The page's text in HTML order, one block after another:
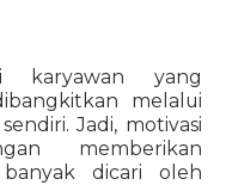
karyawan yang
melalui
Jadi, motivasi
memberikan
dicari oleh